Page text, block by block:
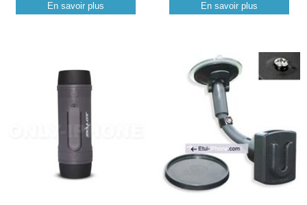
En savoir plus En savoir plus